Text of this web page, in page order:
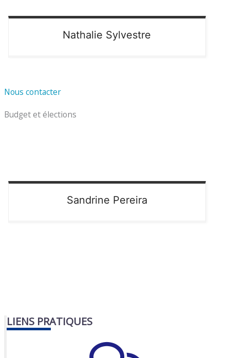
Nathalie Sylvestre
Nous contacter
Budget et élections
Sandrine Pereira
LIENS PRATIQUES